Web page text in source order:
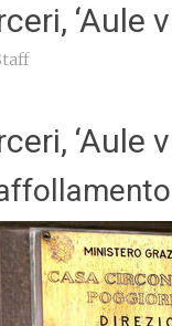
‘Aule
‘Aule